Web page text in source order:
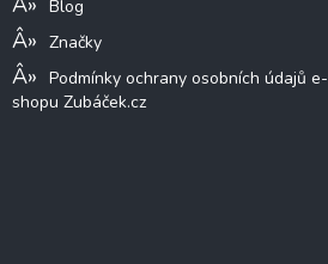
Blog
Značky
Podmínky ochrany osobních údajů e-
shopu Zubáček.cz